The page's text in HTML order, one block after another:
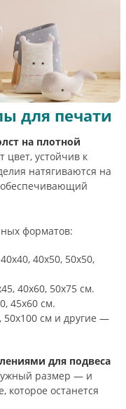
для печати
на плотной
цвет, устойчив к
натягиваются на
форматов:
40х50, 50х50,
40х60, 50х75 см.
45х60 см.
50х100 см и другие —
для подвеса
размер — и
которое останется